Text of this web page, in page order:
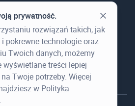
Promocje
Aktualności
Wiedza
prywatność.
rozwiązań takich, jak
pokrewne technologie oraz
Twoich danych, możemy
wyświetlane treści lepiej
Twoje potrzeby. Więcej
w Polityka
.
programie AutoCAD
Inventor